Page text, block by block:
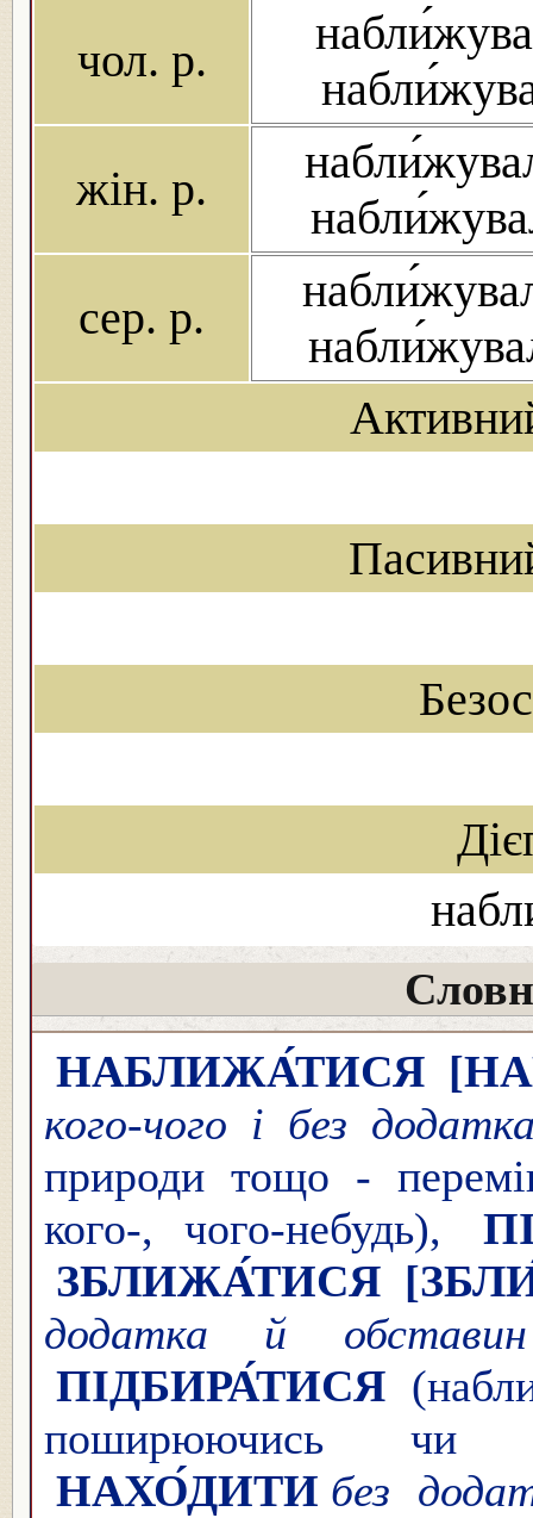
чол. р.
жін. р.
сер. р.
НАБЛИЖА́ТИСЯ
кого-чого і без
природи тощо -
кого-, чого-небудь),
ЗБЛИЖА́ТИСЯ
додатка й
ПІДБИРА́ТИСЯ
поширюючись чи
НАХО́ДИТИ без